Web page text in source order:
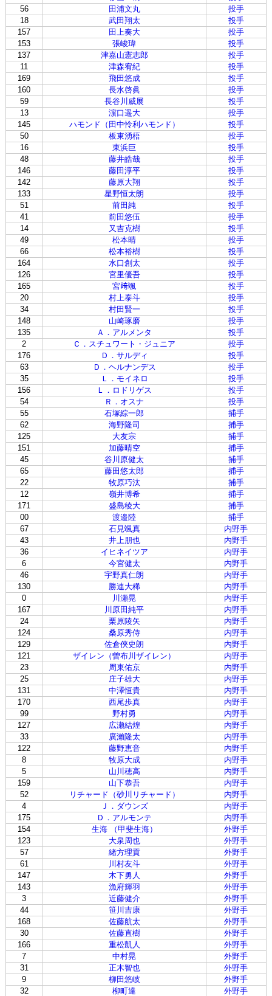
56
田浦文丸
投手
18
武田翔太
投手
157
田上奏大
投手
153
張峻瑋
投手
137
津嘉山憲志郎
投手
11
津森宥紀
投手
169
飛田悠成
投手
160
長水啓眞
投手
59
長谷川威展
投手
13
濵口遥大
投手
145
ハモンド（田中怜利ハモンド）
投手
50
板東湧梧
投手
16
東浜巨
投手
48
藤井皓哉
投手
146
藤田淳平
投手
142
藤原大翔
投手
133
星野恒太朗
投手
51
前田純
投手
41
前田悠伍
投手
14
又吉克樹
投手
49
松本晴
投手
66
松本裕樹
投手
164
水口創太
投手
126
宮里優吾
投手
165
宮﨑颯
投手
20
村上泰斗
投手
34
村田賢一
投手
148
山崎琢磨
投手
135
Ａ．アルメンタ
投手
2
Ｃ．スチュワート・ジュニア
投手
176
Ｄ．サルディ
投手
63
Ｄ．ヘルナンデス
投手
35
Ｌ．モイネロ
投手
156
Ｌ．ロドリゲス
投手
54
Ｒ．オスナ
投手
55
石塚綜一郎
捕手
62
海野隆司
捕手
125
大友宗
捕手
151
加藤晴空
捕手
45
谷川原健太
捕手
65
藤田悠太郎
捕手
22
牧原巧汰
捕手
12
嶺井博希
捕手
171
盛島稜大
捕手
00
渡邉陸
捕手
67
石見颯真
内野手
43
井上朋也
内野手
36
イヒネイツア
内野手
6
今宮健太
内野手
46
宇野真仁朗
内野手
130
勝連大稀
内野手
0
川瀬晃
内野手
167
川原田純平
内野手
24
栗原陵矢
内野手
124
桑原秀侍
内野手
129
佐倉俠史朗
内野手
121
ザイレン（曽布川ザイレン）
内野手
23
周東佑京
内野手
25
庄子雄大
内野手
131
中澤恒貴
内野手
170
西尾歩真
内野手
99
野村勇
内野手
127
広瀬結煌
内野手
33
廣瀨隆太
内野手
122
藤野恵音
内野手
8
牧原大成
内野手
5
山川穂高
内野手
159
山下恭吾
内野手
52
リチャード（砂川リチャード）
内野手
4
Ｊ．ダウンズ
内野手
175
Ｄ．アルモンテ
内野手
154
生海 （甲斐生海）
外野手
123
大泉周也
外野手
57
緒方理貢
外野手
61
川村友斗
外野手
147
木下勇人
外野手
143
漁府輝羽
外野手
3
近藤健介
外野手
44
笹川吉康
外野手
168
佐藤航太
外野手
30
佐藤直樹
外野手
166
重松凱人
外野手
7
中村晃
外野手
31
正木智也
外野手
9
柳田悠岐
外野手
32
柳町達
外野手